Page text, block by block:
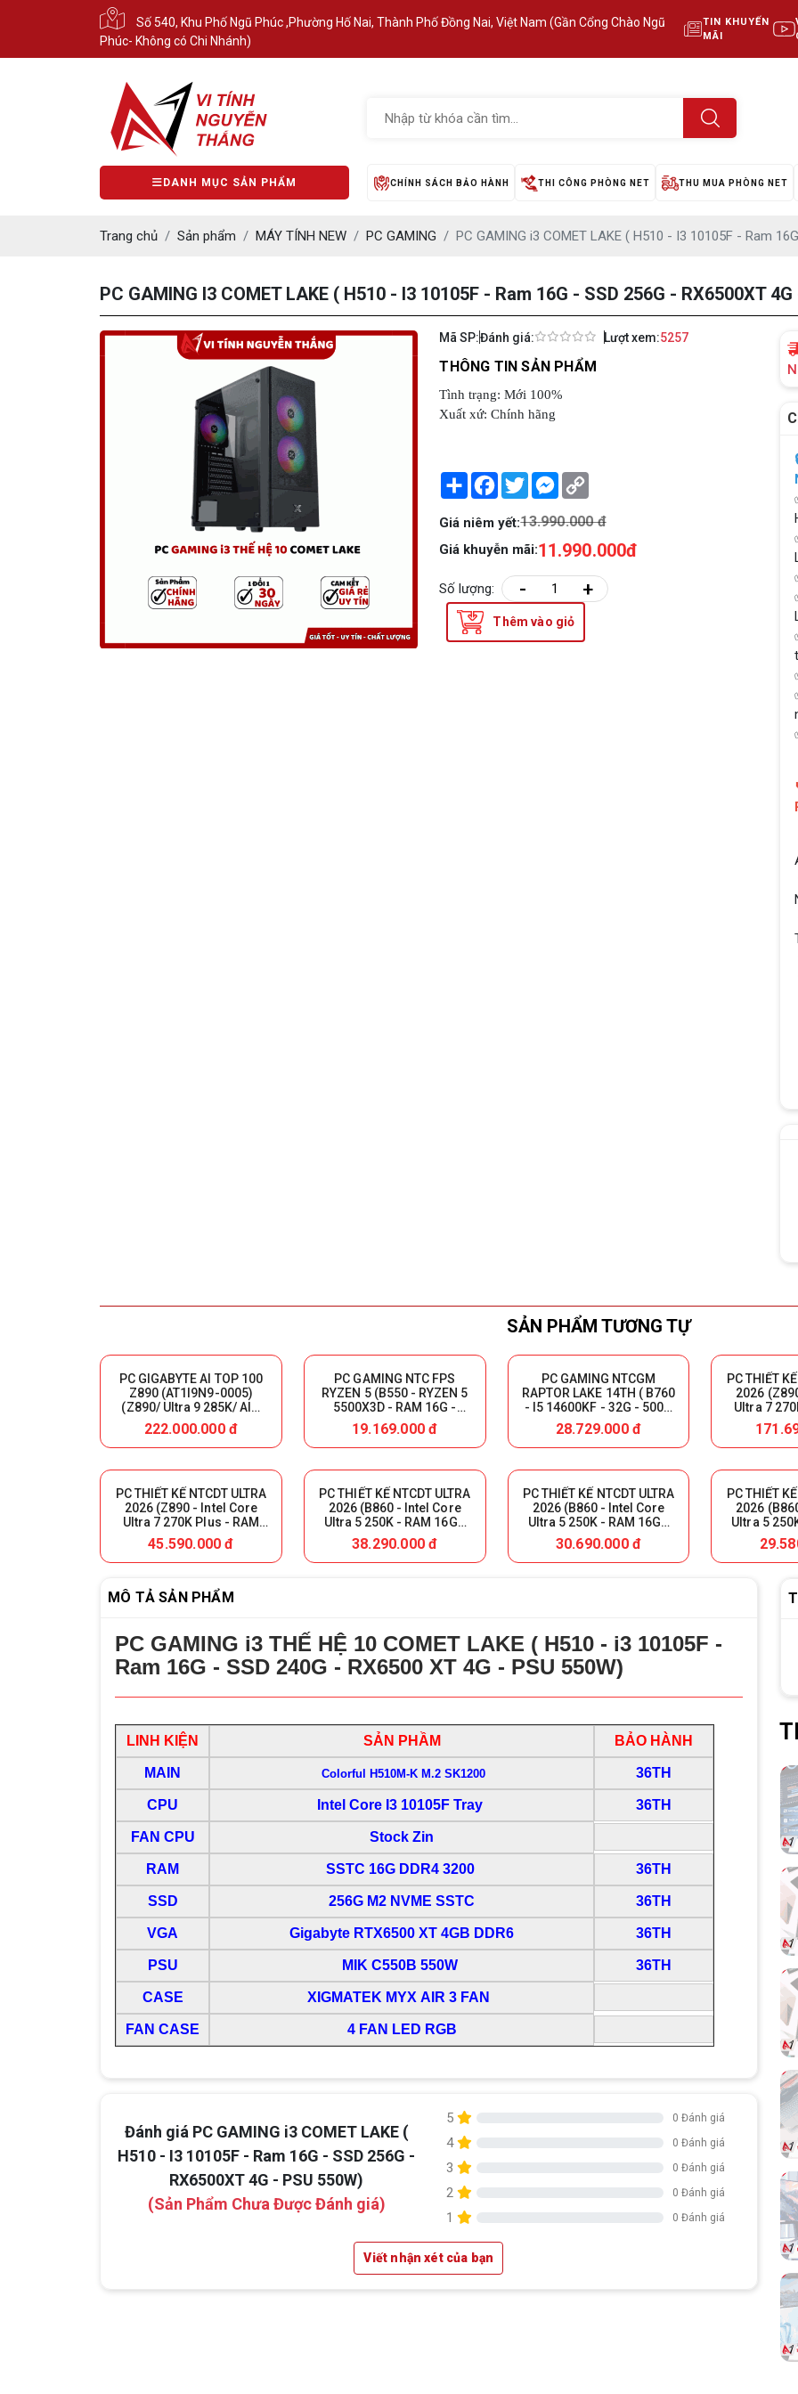
Số 540, Khu Phố Ngũ Phúc ,Phường Hố Nai, Thành Phố Đồng Nai, Việt Nam (Gần Cổng Chào Ngũ
Phúc- Không có Chi Nhánh)
TIN KHUYẾN
MÃI
DANH MỤC SẢN PHẨM CHÍNH SÁCH BẢO HÀNH THI CÔNG PHÒNG NET THU MUA PHÒNG NET
Trang chủ Sản phẩm MÁY TÍNH NEW PC GAMING PC GAMING i3 COMET LAKE ( H510 - I3 10105F - Ram
PC GAMING I3 COMET LAKE ( H510 - I3 10105F - Ram 16G - SSD 256G - RX6500XT
Mã SP:Đánh giá: Lượt xem:5257
THÔNG TIN SẢN PHẨM
Tình trạng: Mới 100%
Xuất xứ: Chính hãng
ShareFacebook
TwitterMessenger
Giá niêm yết:13.990.000 đ
Giá khuyễn mãi:11.990.000đ
Số lượng: - +
Thêm vào giỏ
SẢN PHẨM TƯƠNG TỰ
PC GIGABYTE AI TOP 100
Z890 (AT1I9N9-0005)
(Z890/ Ultra 9 285K/ AIO
360/ 128GB (32GBx4)
DDR5/ SSD Gen4 2TB/ SSD
Gen4 320GB/ RTX 5090
222.000.000 đ
PC GAMING NTC FPS
RYZEN 5 (B550 - RYZEN 5
5500X3D - RAM 16G -
256G NVME - VGA RTX
5050 8GB)
19.169.000 đ
PC GAMING NTCGM
RAPTOR LAKE 14TH ( B760
- I5 14600KF - 32G - 500G
NVME - RTX 3060 12G )
28.729.000 đ
PC THIẾT
2026
Ultra 7
32GB
1000GB -
5090
PC THIẾT KẾ NTCDT ULTRA
2026 (Z890 - Intel Core
Ultra 7 270K Plus - RAM
32GB DDR5 - SSD NVMe
1000GB - GeForce RTX
5060 8GB)
45.590.000 đ
PC THIẾT KẾ NTCDT ULTRA
2026 (B860 - Intel Core
Ultra 5 250K - RAM 16GB
DDR5 - 500GB NVMe - RTX
5070 12GB)
38.290.000 đ
PC THIẾT KẾ NTCDT ULTRA
2026 (B860 - Intel Core
Ultra 5 250K - RAM 16GB
DDR5 - 500GB NVMe - RTX
5060 8GB)
30.690.000 đ
PC THIẾT
2026
Ultra 5
DDR5 -
3060
MÔ TẢ SẢN PHẨM
PC GAMING i3 THẾ HỆ 10 COMET LAKE ( H510 - i3 10105F -
Ram 16G - SSD 240G - RX6500 XT 4G - PSU 550W)
LINH KIỆN SẢN PHẦM BẢO HÀNH
MAIN Colorful H510M-K M.2 SK1200 36TH
CPU Intel Core I3 10105F Tray 36TH
FAN CPU Stock Zin
RAM SSTC 16G DDR4 3200 36TH
SSD 256G M2 NVME SSTC 36TH
VGA Gigabyte RTX6500 XT 4GB DDR6 36TH
PSU MIK C550B 550W 36TH
CASE XIGMATEK MYX AIR 3 FAN
FAN CASE 4 FAN LED RGB
Đánh giá PC GAMING i3 COMET LAKE (
H510 - I3 10105F - Ram 16G - SSD 256G -
RX6500XT 4G - PSU 550W)
(Sản Phẩm Chưa Được Đánh giá)
5 0 Đánh giá
4 0 Đánh giá
3 0 Đánh giá
2 0 Đánh giá
1 0 Đánh giá
Viết nhận xét của bạn